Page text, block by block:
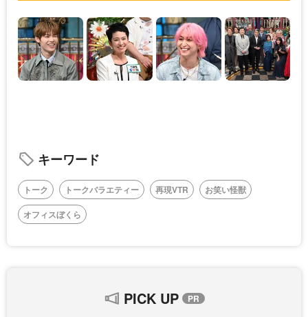
キーワード
トーク トークバラエティー 再現VTR
お笑い怪獣
オフィスぼくら
PICK UP